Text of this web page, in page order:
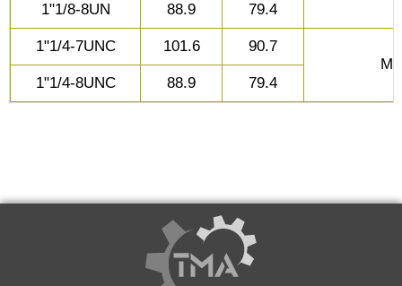
1"1/8-8UN
88.9 79.4
1"1/4-7UNC 101.6
90.7
1"1/4-8UNC
88.9 79.4